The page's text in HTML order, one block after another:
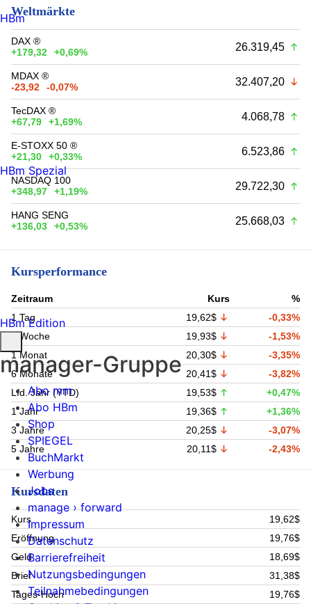
Weltmärkte
DAX ®
+179,32
+0,69% 26.319,45
MDAX ®
-23,92
-0,07% 32.407,20
TecDAX ®
+67,79
+1,69% 4.068,78
E-STOXX 50 ®
+21,30
+0,33% 6.523,86
NASDAQ 100
+348,97
+1,19% 29.722,30
HANG SENG
+136,03
+0,53% 25.668,03
Kursperformance
Zeitraum Kurs
%
1 Tag
19,62$
-0,33%
1 Woche
19,93$
-1,53%
1 Monat
20,30$
-3,35%
6 Monate
20,41$
-3,82%
Lfd. Jahr (YTD)
19,53$
+0,47%
1 Jahr
19,36$
+1,36%
3 Jahre
20,25$
-3,07%
5 Jahre
20,11$ -2,43%
Kursdaten
Kurs
19,62$
Eröffnung
19,76$
Geld
18,69$
Brief
31,38$
Tages-Hoch
19,76$
HBm
HBm Spezial
HBm Edition
manager-Gruppe
Abo mm
Abo HBm
Shop
SPIEGEL
BuchMarkt
Werbung
Jobs
manage › forward
Impressum
Datenschutz
Barrierefreiheit
Nutzungsbedingungen
Teilnahmebedingungen